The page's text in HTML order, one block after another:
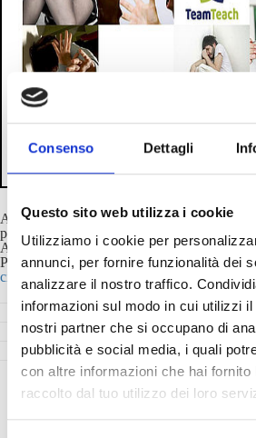
Consenso Dettagli
Questo sito web utilizza i cookie
Utilizziamo i cookie per
annunci, per fornire funzionalità dei
analizzare il nostro traffico.
informazioni sul modo in cui utilizzi
nostri partner che si occupano di
pubblicità e social media, i quali
con altre informazioni che hai fornito
raccolto dal tuo utilizzo dei loro
A grande richiesta torna il "Corso sul
per la gestione sicura dei Comportamenti
Alastair Reid e la Dott.ssa Elena Clò.
Per informazioni e iscrizioni (entro il 9
cid@fondazioneares.com